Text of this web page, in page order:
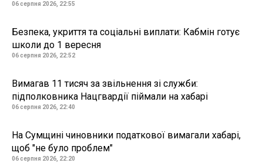
06 серпня 2026, 22:55
Безпека, укриття та соціальні виплати: Кабмін готує
школи до 1 вересня
06 серпня 2026, 22:52
Вимагав 11 тисяч за звільнення зі служби:
підполковника Нацгвардії піймали на хабарі
06 серпня 2026, 22:40
На Сумщині чиновники податкової вимагали хабарі,
щоб "не було проблем"
06 серпня 2026, 22:20